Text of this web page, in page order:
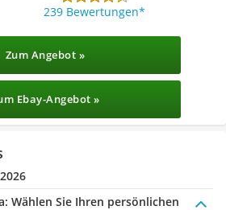
239 Bewertungen
Zum Angebot »
Ebay-Angebot »
Wählen Sie Ihren persönlichen